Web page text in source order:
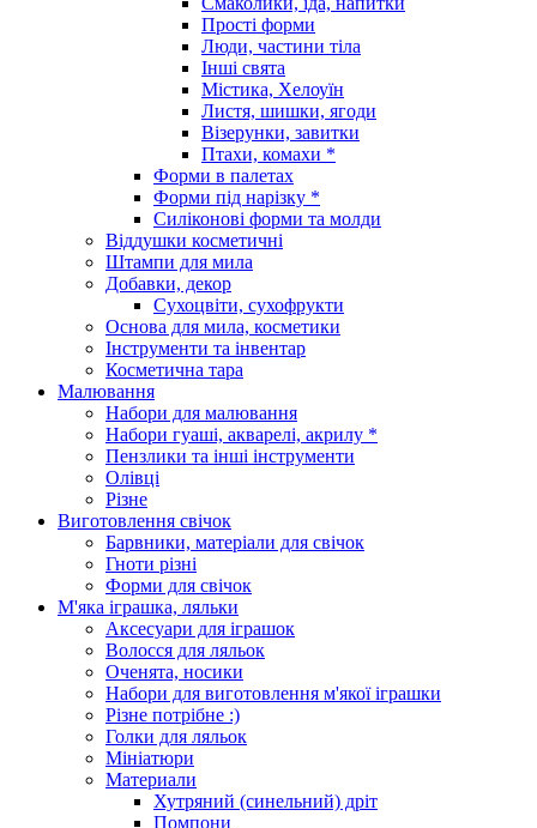
Прості форми
Люди, частини тіла
Інші свята
Містика, Хелоуїн
Листя, шишки, ягоди
Візерунки, завитки
Птахи, комахи *
Форми в палетах
Форми під нарізку *
Силіконові форми та молди
Віддушки косметичні
Штампи для мила
Добавки, декор
Сухоцвіти, сухофрукти
Основа для мила, косметики
Інструменти та інвентар
Косметична тара
Малювання
Набори для малювання
Набори гуаші, акварелі, акрилу *
Пензлики та інші інструменти
Олівці
Різне
Виготовлення свічок
Барвники, матеріали для свічок
Гноти різні
Форми для свічок
М'яка іграшка, ляльки
Аксесуари для іграшок
Волосся для ляльок
Оченята, носики
Набори для виготовлення м'якої іграшки
Різне потрібне :)
Голки для ляльок
Мініатюри
Материали
Хутряний (синельний) дріт
Помпони